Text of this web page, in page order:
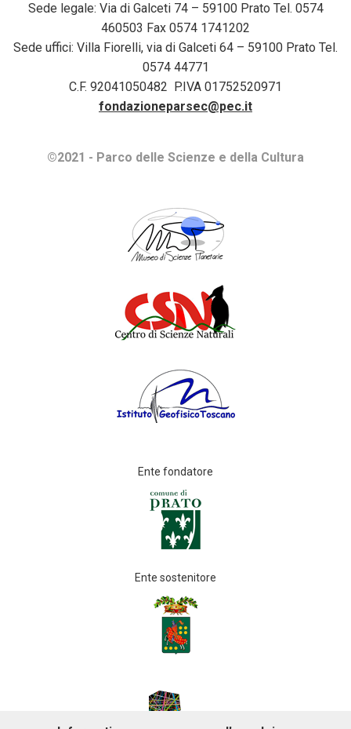
Sede legale: Via di Galceti 74 – 59100 Prato Tel. 0574
460503 Fax 0574 1741202
Sede uffici: Villa Fiorelli, via di Galceti 64 – 59100 Prato Tel.
0574 44771
C.F. 92041050482 P.IVA 01752520971
fondazioneparsec@pec.it
©2021 - Parco delle Scienze e della Cultura
Ente fondatore
Ente sostenitore